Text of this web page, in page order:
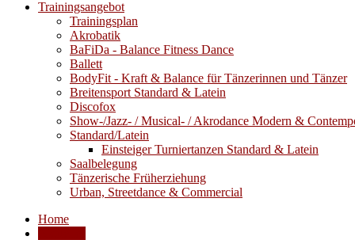
Trainingsangebot
Trainingsplan
Akrobatik
BaFiDa - Balance Fitness Dance
Ballett
BodyFit - Kraft & Balance für Tänzerinnen und Tänzer
Breitensport Standard & Latein
Discofox
Show-/Jazz- / Musical- / Akrodance Modern &
Standard/Latein
Einsteiger Turniertanzen Standard & Latein
Saalbelegung
Tänzerische Früherziehung
Urban, Streetdance & Commercial
Home